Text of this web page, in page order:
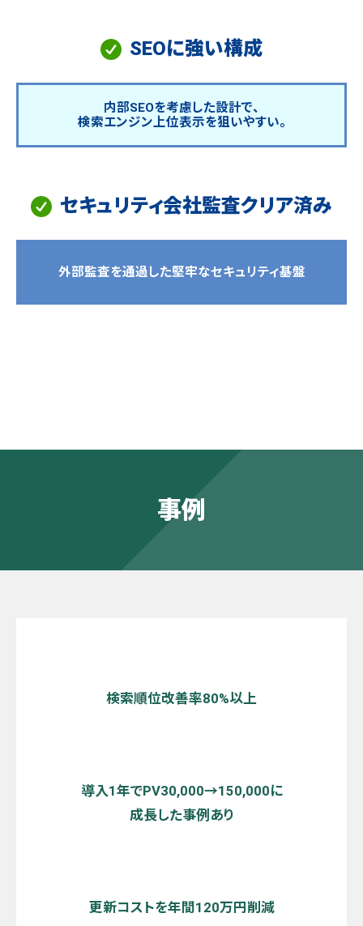
SEOに強い構成
内部SEOを考慮した設計で、
検索エンジン上位表示を狙いやすい。
セキュリティ会社監査クリア済み
外部監査を通過した堅牢なセキュリティ基盤
事例
検索順位改善率80%以上
導入1年でPV30,000→150,000に
成長した事例あり
更新コストを年間120万円削減